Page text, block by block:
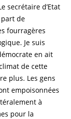
secrétaire d’Etat
de
fourragères
Je suis
en ait
de cette
plus. Les gens
empoisonnées
à
pour la